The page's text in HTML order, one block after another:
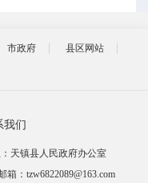
市政府
县区网站
我们
天镇县人民政府办公室
箱：tzw6822089@163.com